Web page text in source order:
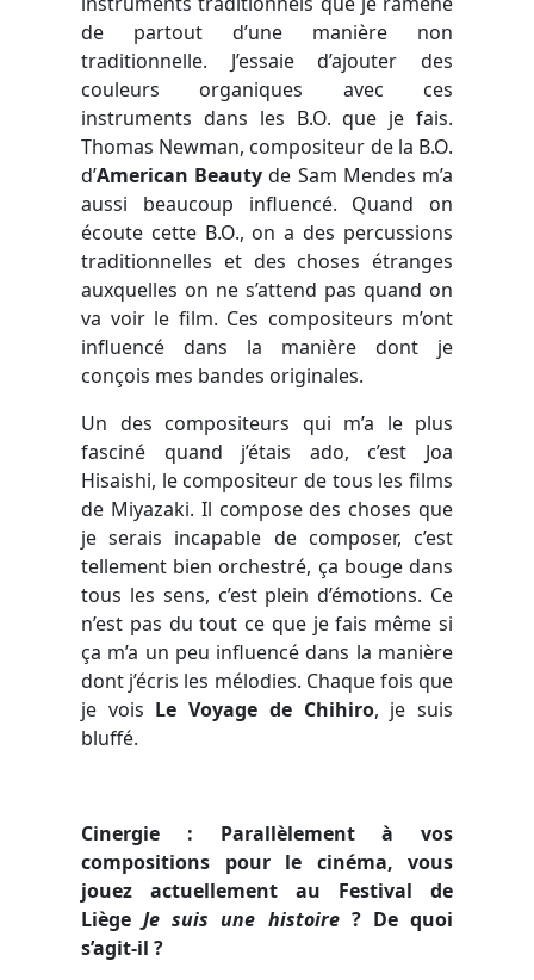
de partout d’une manière non
traditionnelle. J’essaie d’ajouter des
couleurs organiques avec ces
instruments dans les B.O. que je fais.
Thomas Newman, compositeur de la B.O.
d’American Beautyde Sam Mendes m’a
aussi beaucoup influencé. Quand on
écoute cette B.O., on a des percussions
traditionnelles et des choses étranges
auxquelles on ne s’attend pas quand on
va voir le film. Ces compositeurs m’ont
influencé dans la manière dont je
conçois mes bandes originales.
Un des compositeurs qui m’a le plus
fasciné quand j’étais ado, c’est Joa
Hisaishi, le compositeur de tous les films
de Miyazaki. Il compose des choses que
je serais incapable de composer, c’est
tellement bien orchestré, ça bouge dans
tous les sens, c’est plein d’émotions. Ce
n’est pas du tout ce que je fais même si
ça m’a un peu influencé dans la manière
dont j’écris les mélodies. Chaque fois que
je vois Le Voyage de Chihiro, je suis
bluffé.
Cinergie : Parallèlement à vos
compositions pour le cinéma, vous
jouez actuellement au Festival de
LiègeJe suis une histoire? De quoi
s’agit-il ?